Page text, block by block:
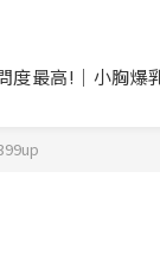
度最高!｜小胸爆